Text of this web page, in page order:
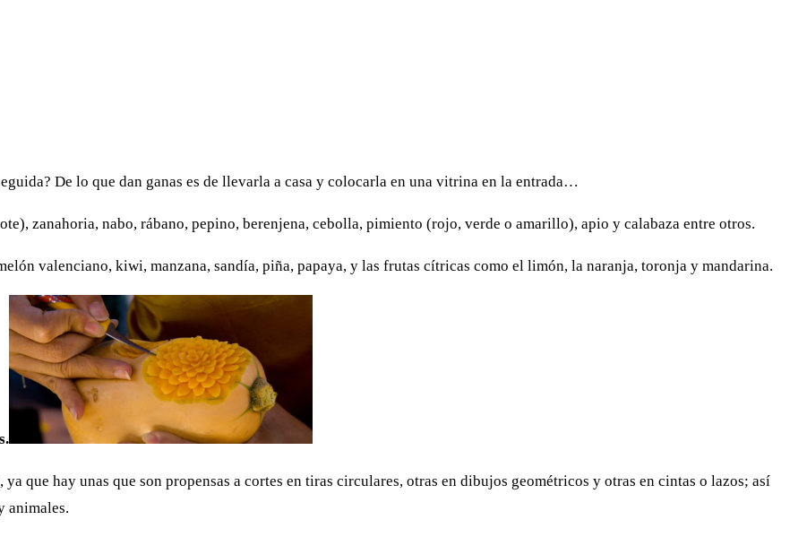
De lo que dan ganas es de llevarla a casa y colocarla en una vitrina en la entrada…
zanahoria, nabo, rábano, pepino, berenjena, cebolla, pimiento (rojo, verde o amarillo), apio y calabaza entre otros.
valenciano, kiwi, manzana, sandía, piña, papaya, y las frutas cítricas como el limón, la naranja, toronja y mandarina.
que hay unas que son propensas a cortes en tiras circulares, otras en dibujos geométricos y otras en cintas o lazos; así
animales.